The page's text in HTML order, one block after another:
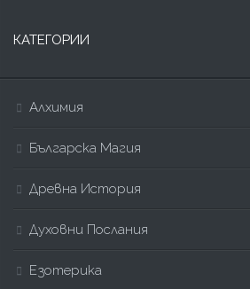
КАТЕГОРИИ
Алхимия
Българска Магия
Древна История
Духовни Послания
Езотерика